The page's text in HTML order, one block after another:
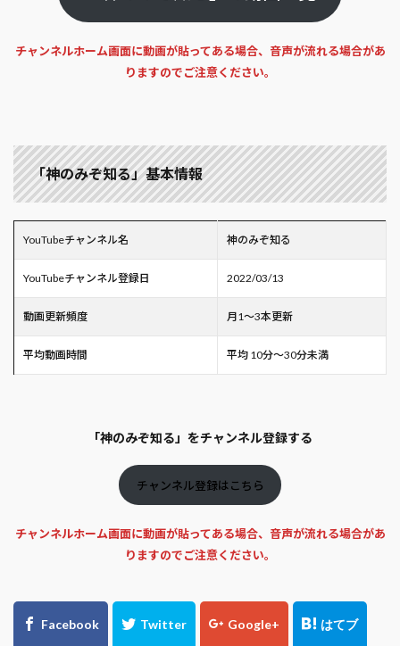
チャンネルホーム画面に動画が貼ってある場合、音声が流れる場合があ
りますのでご注意ください。
「神のみぞ知る」基本情報
YouTubeチャンネル名 神のみぞ知る
YouTubeチャンネル登録日 2022/03/13
動画更新頻度 月1～3本更新
平均動画時間 平均 10分～30分未満
「神のみぞ知る」をチャンネル登録する
チャンネル登録はこちら
チャンネルホーム画面に動画が貼ってある場合、音声が流れる場合があ
りますのでご注意ください。